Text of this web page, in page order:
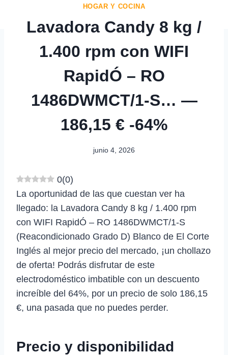
HOGAR Y COCINA
Lavadora Candy 8 kg /
1.400 rpm con WIFI
RapidÓ – RO
1486DWMCT/1-S… —
186,15 € -64%
junio 4, 2026
0(0)
La oportunidad de las que cuestan ver ha
llegado: la Lavadora Candy 8 kg / 1.400 rpm
con WIFI RapidÓ – RO 1486DWMCT/1-S
(Reacondicionado Grado D) Blanco de El Corte
Inglés al mejor precio del mercado, ¡un chollazo
de oferta! Podrás disfrutar de este
electrodoméstico imbatible con un descuento
increíble del 64%, por un precio de solo 186,15
€, una pasada que no puedes perder.
Precio y disponibilidad